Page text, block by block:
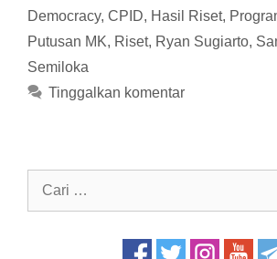
Democracy, CPID, Hasil Riset,
Putusan MK, Riset, Ryan Sugiarto,
Semiloka
Tinggalkan komentar
Cari